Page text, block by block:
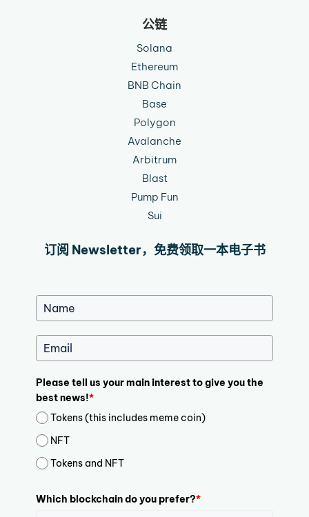
公链
Solana
Ethereum
BNB Chain
Base
Polygon
Avalanche
Arbitrum
Blast
Pump Fun
Sui
订阅 Newsletter，免费领取一本电子书
Please tell us your main interest to give you the
best news!*
Tokens (this includes meme coin)
NFT
Tokens and NFT
Which blockchain do you prefer?*